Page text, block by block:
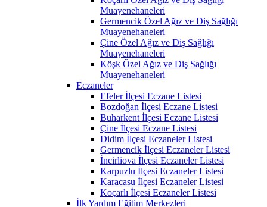
Muayenehaneleri
Germencik Özel Ağız ve Diş Sağlığı
Muayenehaneleri
Çine Özel Ağız ve Diş Sağlığı
Muayenehaneleri
Köşk Özel Ağız ve Diş Sağlığı
Muayenehaneleri
Eczaneler
Efeler İlçesi Eczane Listesi
Bozdoğan İlçesi Eczane Listesi
Buharkent İlçesi Eczane Listesi
Çine İlçesi Eczane Listesi
Didim İlçesi Eczaneler Listesi
Germencik İlçesi Eczaneler Listesi
İncirliova İlçesi Eczaneler Listesi
Karpuzlu İlçesi Eczaneler Listesi
Karacasu İlçesi Eczaneler Listesi
Koçarlı İlçesi Eczaneler Listesi
İlk Yardım Eğitim Merkezleri